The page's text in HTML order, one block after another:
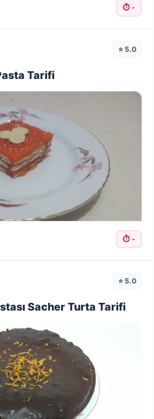
⏱️ -
⭐ 5.0
Tarifi
⏱️ -
⭐ 5.0
Sacher Turta Tarifi